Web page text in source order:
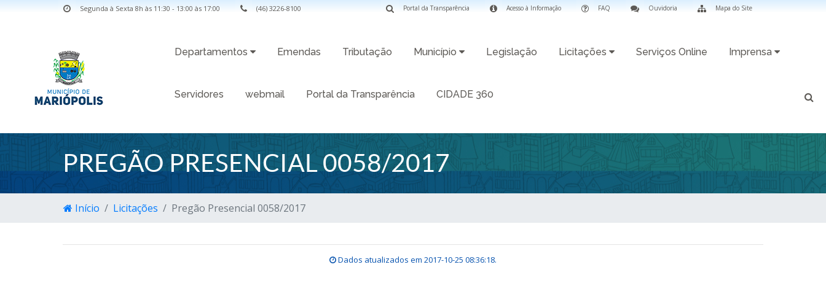
Segunda à Sexta 8h às 11:30 - 13:00 às 17:00 (46) 3226-8100 Mapa do Site
Ouvidoria
FAQ
Acesso à Informação
Portal da Transparência
Departamentos Emendas Tributação Município Legislação Licitações Serviços Online Imprensa
Servidores webmail Portal da Transparência CIDADE 360
PREGÃO PRESENCIAL 0058/2017
Início Licitações Pregão Presencial 0058/2017
Dados atualizados em 2017-10-25 08:36:18.